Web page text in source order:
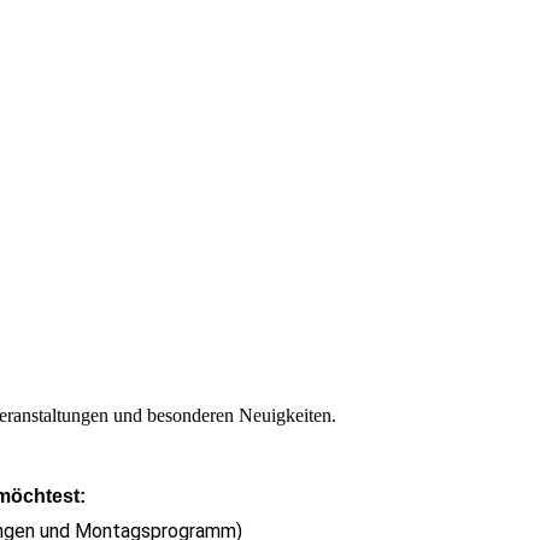
und besonderen Neuigkeiten.
und Montagsprogramm)